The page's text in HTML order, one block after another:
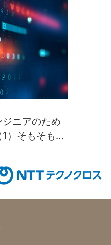
ニアのため
）そもそも電